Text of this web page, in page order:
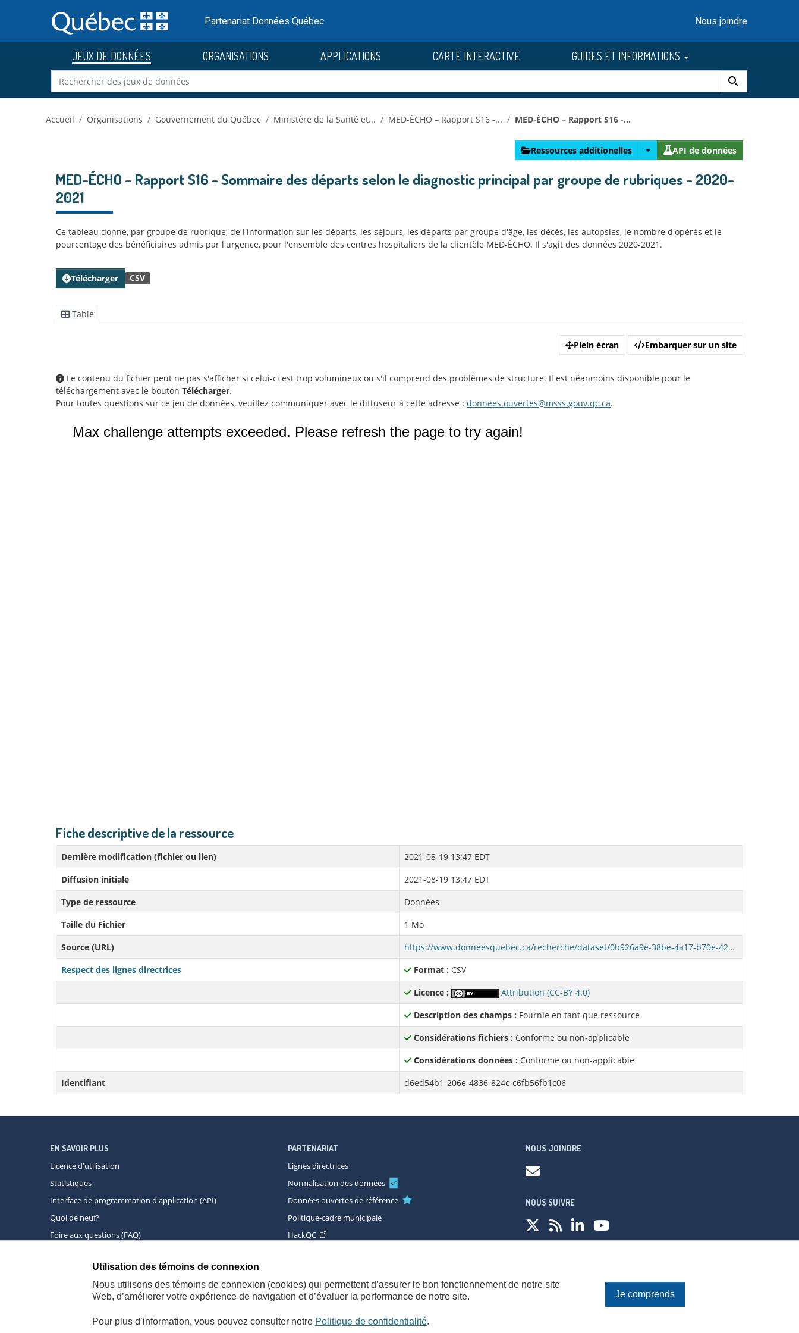
au
contenu
Partenariat Données Québec Nous joindre
JEUX DE DONNÉES ORGANISATIONS APPLICATIONS CARTE INTERACTIVE GUIDES ET INFORMATIONS
Accueil Organisations Gouvernement du Québec Ministère de la Santé et... MED-ÉCHO – Rapport S16 -... MED-ÉCHO – Rapport S16 -...
Ressources additionelles API de données
MED-ÉCHO – Rapport S16 - Sommaire des départs selon le diagnostic principal par groupe de rubriques - 2020-
2021
Ce tableau donne, par groupe de rubrique, de l'information sur les départs, les séjours, les départs par groupe d'âge, les décès, les autopsies, le nombre d'opérés et le
pourcentage des bénéficiaires admis par l'urgence, pour l'ensemble des centres hospitaliers de la clientèle MED-ÉCHO. Il s'agit des données 2020-2021.
Télécharger CSV
Table
Plein écran Embarquer sur un site
Le contenu du fichier peut ne pas s'afficher si celui-ci est trop volumineux ou s'il comprend des problèmes de structure. Il est néanmoins disponible pour le
téléchargement avec le bouton Télécharger.
Pour toutes questions sur ce jeu de données, veuillez communiquer avec le diffuseur à cette adresse : donnees.ouvertes@msss.gouv.qc.ca.
Fiche descriptive de la ressource
Dernière modification (fichier ou lien)
2021-08-19 13:47 EDT
Diffusion initiale
2021-08-19 13:47 EDT
Type de ressource
Données
Taille du Fichier
1 Mo
Source (URL)
https://www.donneesquebec.ca/recherche/dataset/0b926a9e-38be-4a17-b70e-42cdab937738/resource/d6ed54b1-206e-4836-824c-c6fb56fb1c06/download/s16-sommaire-departs-selon-diagnostic-principal-groupe-de-rubrique.csv
Respect des lignes directrices
Format : CSV
Licence :
Attribution (CC-BY 4.0)
Description des champs : Fournie en tant que ressource
Considérations fichiers : Conforme ou non-applicable
Considérations données : Conforme ou non-applicable
Identifiant
d6ed54b1-206e-4836-824c-c6fb56fb1c06
Utilisation des témoins de connexion
Nous utilisons des témoins de connexion (cookies) qui permettent d’assurer le bon fonctionnement de notre site
Web, d’améliorer votre expérience de navigation et d’évaluer la performance de notre site.
Pour plus d’information, vous pouvez consulter notre Politique de confidentialité.
Je comprends
EN SAVOIR PLUS
Licence d'utilisation
Statistiques
Interface de programmation d'application (API)
Quoi de neuf?
Foire aux questions (FAQ)
PARTENARIAT
Lignes directrices
Normalisation des données
Données ouvertes de référence
Politique-cadre municipale
HackQC
NOUS JOINDRE
NOUS SUIVRE
À propos Accessibilité Plan du site Consignes de sécurité Politique de confidentialité